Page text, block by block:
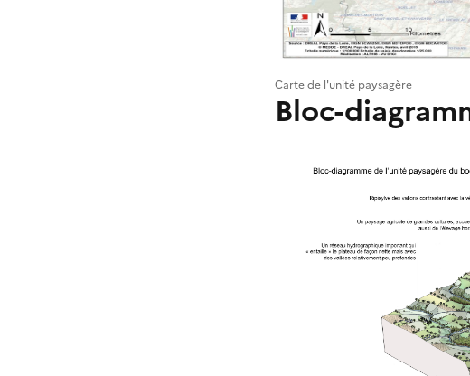
Carte de l'unité paysagère
Bloc-